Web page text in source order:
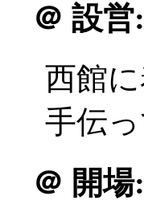
＠ 設営:
西館
手伝
＠ 開場: